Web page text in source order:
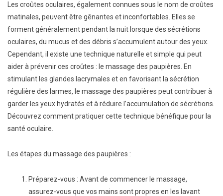
Les croûtes oculaires, également connues sous le nom de croûtes
matinales, peuvent être gênantes et inconfortables. Elles se
forment généralement pendant la nuit lorsque des sécrétions
oculaires, du mucus et des débris s’accumulent autour des yeux.
Cependant, il existe une technique naturelle et simple qui peut
aider à prévenir ces croûtes : le massage des paupières. En
stimulant les glandes lacrymales et en favorisant la sécrétion
régulière des larmes, le massage des paupières peut contribuer à
garder les yeux hydratés et à réduire l’accumulation de sécrétions.
Découvrez comment pratiquer cette technique bénéfique pour la
santé oculaire.
Les étapes du massage des paupières :
Préparez-vous : Avant de commencer le massage,
assurez-vous que vos mains sont propres en les lavant